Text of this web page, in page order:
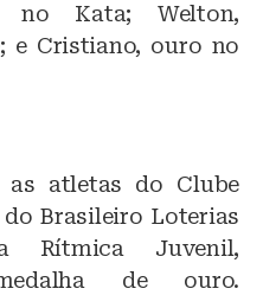
no Kata; Welton,
e Cristiano, ouro no
atletas do Clube
Brasileiro Loterias
Rítmica Juvenil,
de ouro.